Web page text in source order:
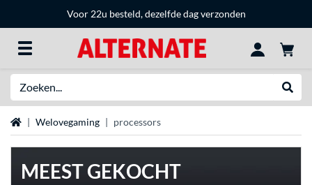
Voor 22u besteld, dezelfde dag verzonden
HomeWelovegaming processors
MEEST GEKOCHT